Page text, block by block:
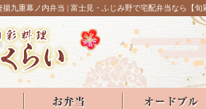
揚九重幕ノ内弁当 | 富士見・ふじみ野で宅配弁当なら【旬